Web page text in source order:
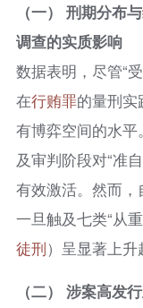
（一） 刑期分布与
调查的实质影响
数据表明，尽管“
在行贿罪的量刑实
有博弈空间的水
及审判阶段对“准
有效激活。然而，
一旦触及七类“从
徒刑）呈显著上升
（二） 涉案高发